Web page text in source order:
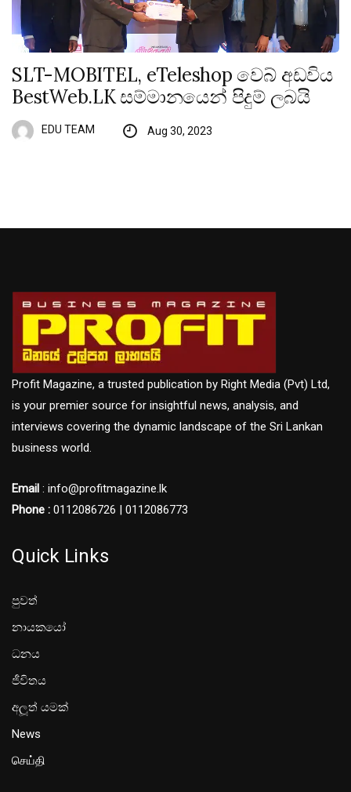
SLT-MOBITEL, eTeleshop වෙබ් අඩවිය
BestWeb.LK සම්මානයෙන් පිදුම් ලබයි
EDU TEAM Aug 30, 2023
Profit Magazine, a trusted publication by Right Media (Pvt) Ltd,
is your premier source for insightful news, analysis, and
interviews covering the dynamic landscape of the Sri Lankan
business world.
Email : info@profitmagazine.lk
Phone : 0112086726 | 0112086773
Quick Links
පුවත්
නායකයෝ
ධනය
ජීවිතය
අලූත් යමක්
News
செய்தி